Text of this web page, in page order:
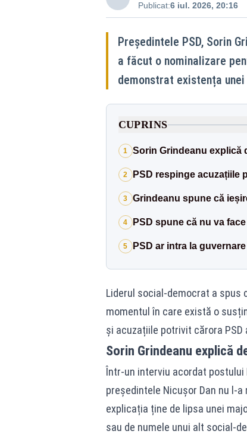
Publicat:6 iul. 2026, 20:16
Președintele PSD, Sorin
a făcut o nominalizare
demonstrat existența
CUPRINS
1 Sorin Grindeanu explică
2 PSD respinge acuzațiile
3 Grindeanu spune că
4 PSD spune că nu va
5 PSD ar intra la
Liderul social-democrat a spus
momentul în care există o
și acuzațiile potrivit cărora
Sorin Grindeanu explică
Într-un interviu acordat
președintele Nicușor Dan nu l-
explicația ține de lipsa unei
sau de numele unui alt social-